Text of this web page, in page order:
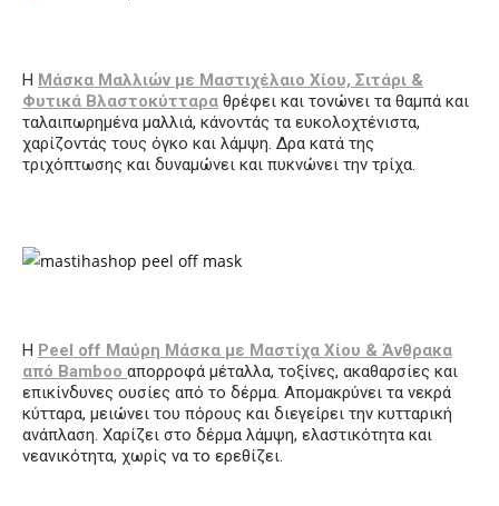
Η Μάσκα Μαλλιών με Μαστιχέλαιο Χίου, Σιτάρι &
Φυτικά Βλαστοκύτταρα θρέφει και τονώνει τα θαμπά και
ταλαιπωρημένα μαλλιά, κάνοντάς τα ευκολοχτένιστα,
χαρίζοντάς τους όγκο και λάμψη. Δρα κατά της
τριχόπτωσης και δυναμώνει και πυκνώνει την τρίχα.
Η Peel off Mαύρη Μάσκα με Mαστίχα Χίου & Άνθρακα
από Bamboo απορροφά μέταλλα, τοξίνες, ακαθαρσίες και
επικίνδυνες ουσίες από το δέρμα. Απομακρύνει τα νεκρά
κύτταρα, μειώνει του πόρους και διεγείρει την κυτταρική
ανάπλαση. Χαρίζει στο δέρμα λάμψη, ελαστικότητα και
νεανικότητα, χωρίς να το ερεθίζει.